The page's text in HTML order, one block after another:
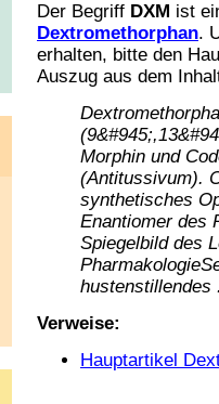
Der Begriff DXM ist
Dextromethorphan.
erhalten, bitte den
Auszug aus dem
Morphin und
(Antitussivum).
synthetisches
Enantiomer des
Spiegelbild des
hustenstillendes
Verweise:
Hauptartikel